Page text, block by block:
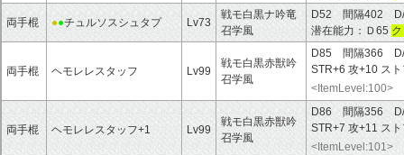
両手棍 ●●チュルソスシュタプ Lv73
戦モ白黒ナ吟竜
召学風
D52 間隔402
潜在能力：Ｄ65
両手棍 ヘモレレスタッフ Lv99
戦モ白黒赤獣吟
召学風
D85 間隔366
STR+6 攻+10 ス
<ItemLevel:100>
両手棍 ヘモレレスタッフ+1 Lv99
戦モ白黒赤獣吟
召学風
D86 間隔356
STR+7 攻+11 ス
<ItemLevel:101>